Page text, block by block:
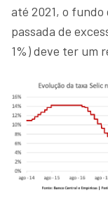
até 2021, o
passada de
1%) deve ter um